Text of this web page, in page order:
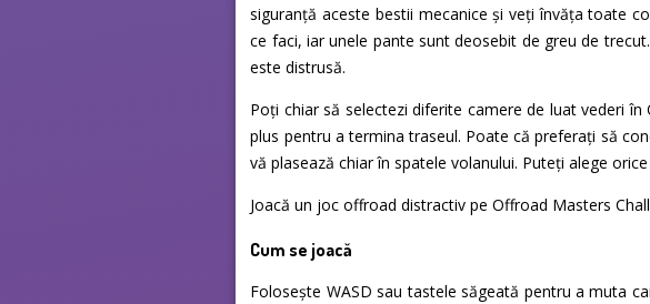
siguranță aceste bestii mecanice și veți învăța toate
ce faci, iar unele pante sunt deosebit de greu de
este distrusă.
Poți chiar să selectezi diferite camere de luat vederi
plus pentru a termina traseul. Poate că preferați să
vă plasează chiar în spatele volanului. Puteți alege
Joacă un joc offroad distractiv pe Offroad Masters
Cum se joacă
Folosește WASD sau tastele săgeată pentru a muta